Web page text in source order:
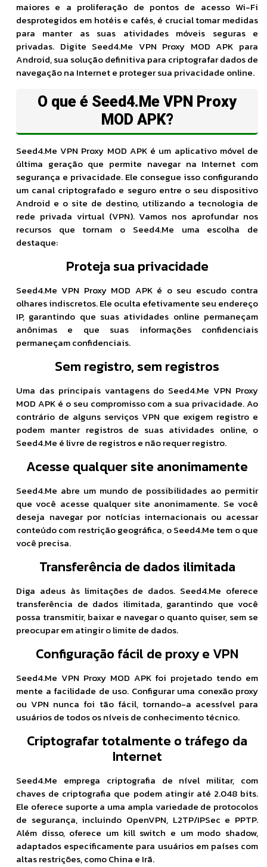
maiores e a proliferação de pontos de acesso Wi-Fi
desprotegidos em hotéis e cafés, é crucial tomar medidas
para manter as suas atividades móveis seguras e
privadas. Digite Seed4.Me VPN Proxy MOD APK para
Android, sua solução definitiva para criptografar dados de
navegação na Internet e proteger sua privacidade online.
O que é Seed4.Me VPN Proxy
MOD APK?
Seed4.Me VPN Proxy MOD APK é um aplicativo móvel de
última geração que permite navegar na Internet com
segurança e privacidade. Ele consegue isso configurando
um canal criptografado e seguro entre o seu dispositivo
Android e o site de destino, utilizando a tecnologia de
rede privada virtual (VPN). Vamos nos aprofundar nos
recursos que tornam o Seed4.Me uma escolha de
destaque:
Proteja sua privacidade
Seed4.Me VPN Proxy MOD APK é o seu escudo contra
olhares indiscretos. Ele oculta efetivamente seu endereço
IP, garantindo que suas atividades online permaneçam
anônimas e que suas informações confidenciais
permaneçam confidenciais.
Sem registro, sem registros
Uma das principais vantagens do Seed4.Me VPN Proxy
MOD APK é o seu compromisso com a sua privacidade. Ao
contrário de alguns serviços VPN que exigem registro e
podem manter registros de suas atividades online, o
Seed4.Me é livre de registros e não requer registro.
Acesse qualquer site anonimamente
Seed4.Me abre um mundo de possibilidades ao permitir
que você acesse qualquer site anonimamente. Se você
deseja navegar por notícias internacionais ou acessar
conteúdo com restrição geográfica, o Seed4.Me tem o que
você precisa.
Transferência de dados ilimitada
Diga adeus às limitações de dados. Seed4.Me oferece
transferência de dados ilimitada, garantindo que você
possa transmitir, baixar e navegar o quanto quiser, sem se
preocupar em atingir o limite de dados.
Configuração fácil de proxy e VPN
Seed4.Me VPN Proxy MOD APK foi projetado tendo em
mente a facilidade de uso. Configurar uma conexão proxy
ou VPN nunca foi tão fácil, tornando-a acessível para
usuários de todos os níveis de conhecimento técnico.
Criptografar totalmente o tráfego da
Internet
Seed4.Me emprega criptografia de nível militar, com
chaves de criptografia que podem atingir até 2.048 bits.
Ele oferece suporte a uma ampla variedade de protocolos
de segurança, incluindo OpenVPN, L2TP/IPSec e PPTP.
Além disso, oferece um kill switch e um modo shadow,
adaptados especificamente para usuários em países com
altas restrições, como China e Irã.